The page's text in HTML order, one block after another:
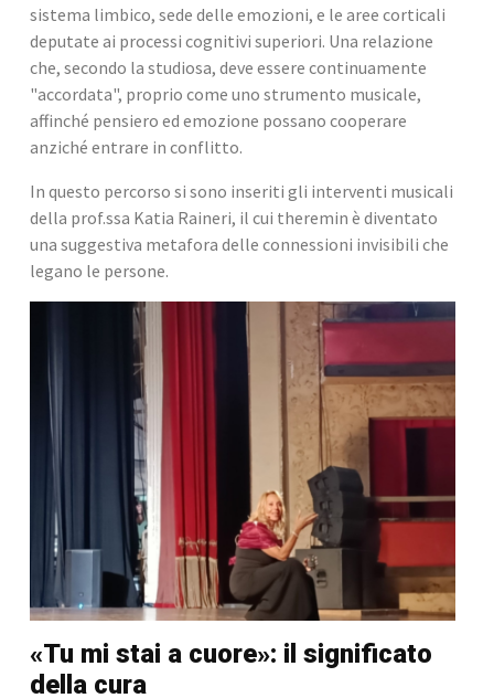
sistema limbico, sede delle emozioni, e le aree corticali
deputate ai processi cognitivi superiori. Una relazione
che, secondo la studiosa, deve essere continuamente
"accordata", proprio come uno strumento musicale,
affinché pensiero ed emozione possano cooperare
anziché entrare in conflitto.
In questo percorso si sono inseriti gli interventi musicali
della prof.ssa Katia Raineri, il cui theremin è diventato
una suggestiva metafora delle connessioni invisibili che
legano le persone.
«Tu mi stai a cuore»: il significato
della cura